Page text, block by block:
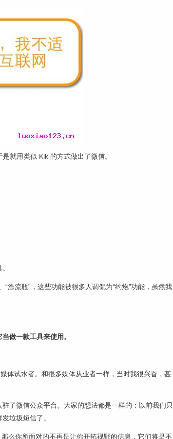
就用类似 Kik 的方式做出了微信。
漂流瓶”，这些功能被很多人调侃为“约炮”功能，虽然我
做一款工具来使用。
体试水者。和很多媒体从业者一样，当时我很兴奋，甚
了微信公众平台。大家的想法都是一样的：以前我们只
垃圾短信了。
么你所面对的不再是让你开拓视野的信息，它们将是不